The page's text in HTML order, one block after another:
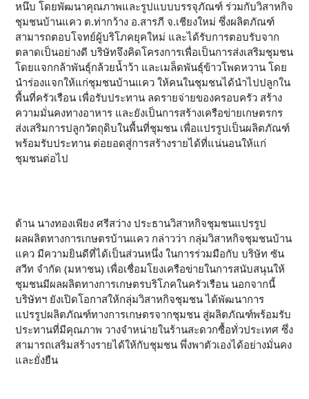
หนึบ โดยพัฒนาคุณภาพและรูปแบบบรรจุภัณฑ์ ร่วมกับวิสาหกิจ
ชุมชนบ้านแคว ต.ท่ากว้าง อ.สารภี จ.เชียงใหม่ ซึ่งผลิตภัณฑ์
สามารถตอบโจทย์ผู้บริโภคยุคใหม่ และได้รับการตอบรับจาก
ตลาดเป็นอย่างดี บริษัทจึงคิดโครงการเพื่อเป็นการส่งเสริมชุมชน
โดยแจกกล้าพันธุ์กล้วยน้ำว้า และเมล็ดพันธุ์ข้าวโพดหวาน โดย
นำร่องแจกให้แก่ชุมชนบ้านแคว ให้คนในชุมชนได้นำไปปลูกใน
พื้นที่ครัวเรือน เพื่อรับประทาน ลดรายจ่ายของครอบครัว สร้าง
ความมั่นคงทางอาหาร และยังเป็นการสร้างเครือข่ายเกษตรกร
ส่งเสริมการปลูกวัตถุดิบในพื้นที่ชุมชน เพื่อแปรรูปเป็นผลิตภัณฑ์
พร้อมรับประทาน ต่อยอดสู่การสร้างรายได้ที่แน่นอนให้แก่
ชุมชนต่อไป
ด้าน นางทองเพียง ศรีสว่าง ประธานวิสาหกิจชุมชนแปรรูป
ผลผลิตทางการเกษตรบ้านแคว กล่าวว่า กลุ่มวิสาหกิจชุมชนบ้าน
แคว มีความยินดีที่ได้เป็นส่วนหนึ่ง ในการร่วมมือกับ บริษัท ซัน
สวีท จำกัด (มหาชน) เพื่อเชื่อมโยงเครือข่ายในการสนับสนุนให้
ชุมชนมีผลผลิตทางการเกษตรบริโภคในครัวเรือน นอกจากนี้
บริษัทฯ ยังเปิดโอกาสให้กลุ่มวิสาหกิจชุมชน ได้พัฒนาการ
แปรรูปผลิตภัณฑ์ทางการเกษตรจากชุมชน สู่ผลิตภัณฑ์พร้อมรับ
ประทานที่มีคุณภาพ วางจำหน่ายในร้านสะดวกซื้อทั่วประเทศ ซึ่ง
สามารถเสริมสร้างรายได้ให้กับชุมชน พึ่งพาตัวเองได้อย่างมั่นคง
และยั่งยืน